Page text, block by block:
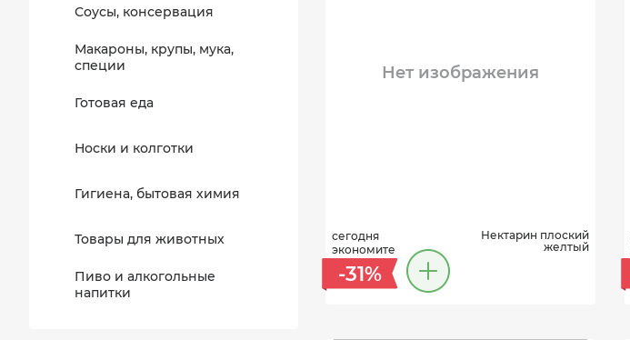
Соусы, консервация
Макароны, крупы, мука,
специи
Готовая еда
Носки и колготки
Гигиена, бытовая химия
Товары для животных
Пиво и алкогольные
напитки
Нет изображения
сегодня
экономите
-31%
Нектарин плоский
желтый